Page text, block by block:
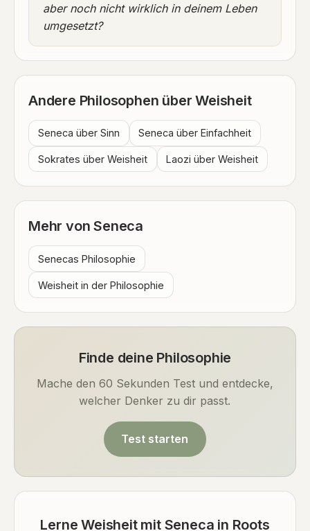
aber noch nicht wirklich in deinem Leben
umgesetzt?
Andere Philosophen über Weisheit
Seneca über Sinn Seneca über Einfachheit
Sokrates über Weisheit Laozi über Weisheit
Mehr von Seneca
Senecas Philosophie
Weisheit in der Philosophie
Finde deine Philosophie
Mache den 60 Sekunden Test und entdecke,
welcher Denker zu dir passt.
Test starten
Lerne Weisheit mit Seneca in Roots